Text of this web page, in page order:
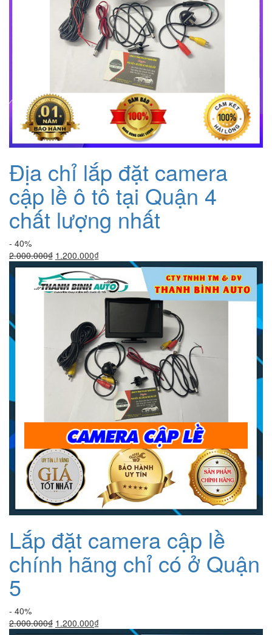
Địa chỉ lắp đặt camera
cập lề ô tô tại Quận 4
chất lượng nhất
- 40%
2.000.000₫ Giá
gốc
là:
2.000.000₫.
1.200.000₫Giá
hiện
tại
là:
1.200.000₫.
Lắp đặt camera cập lề
chính hãng chỉ có ở Quận
5
- 40%
2.000.000₫ Giá
1.200.000₫Giá